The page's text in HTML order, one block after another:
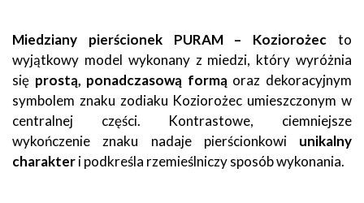
Miedziany pierścionek PURAM – Koziorożec to
wyjątkowy model wykonany z miedzi, który wyróżnia
się prostą, ponadczasową formą oraz dekoracyjnym
symbolem znaku zodiaku Koziorożec umieszczonym w
centralnej części. Kontrastowe, ciemniejsze
wykończenie znaku nadaje pierścionkowi unikalny
charakteri podkreśla rzemieślniczy sposób wykonania.